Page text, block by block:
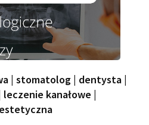
| stomatolog | dentysta |
kanałowe |